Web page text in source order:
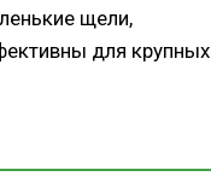
щели,
для крупных